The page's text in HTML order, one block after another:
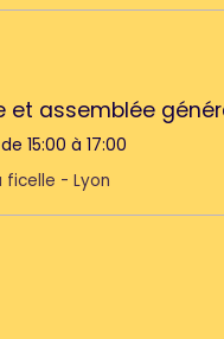
et assemblée
de 15:00 à 17:00
ficelle - Lyon